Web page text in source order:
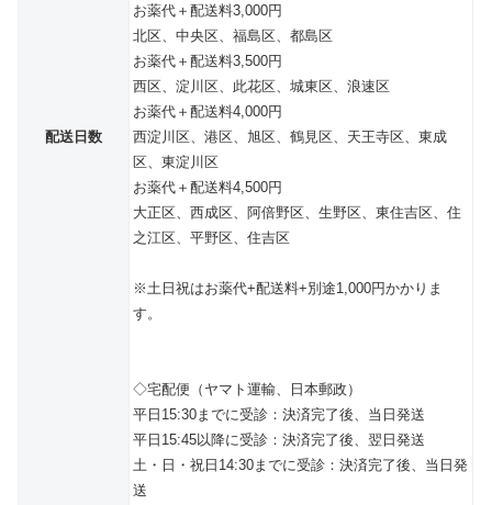
配送日数
お薬代＋配送料3,000円
北区、中央区、福島区、都島区
お薬代＋配送料3,500円
西区、淀川区、此花区、城東区、浪速区
お薬代＋配送料4,000円
西淀川区、港区、旭区、鶴見区、天王寺区、東成
区、東淀川区
お薬代＋配送料4,500円
大正区、西成区、阿倍野区、生野区、東住吉区、住
之江区、平野区、住吉区
※土日祝はお薬代+配送料+別途1,000円かかりま
す。
◇宅配便（ヤマト運輸、日本郵政）
平日15:30までに受診：決済完了後、当日発送
平日15:45以降に受診：決済完了後、翌日発送
土・日・祝日14:30までに受診：決済完了後、当日発
送